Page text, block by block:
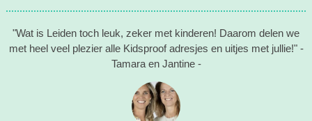
"Wat is Leiden toch leuk, zeker met kinderen! Daarom delen we
met heel veel plezier alle Kidsproof adresjes en uitjes met jullie!" -
Tamara en Jantine -